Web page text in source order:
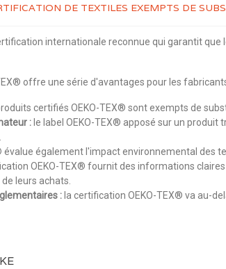
DE TEXTILES EXEMPTS DE
internationale reconnue qui garantit
offre une série d'avantages pour les
certifiés OEKO-TEX® sont exempts de
: le label OEKO-TEX® apposé sur un
évalue également l'impact environnemental des
OEKO-TEX® fournit des informations
leurs achats.
: la certification OEKO-TEX® va au-